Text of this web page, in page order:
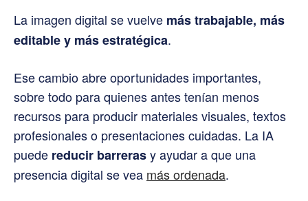
La imagen digital se vuelve más trabajable, más
editable y más estratégica.
Ese cambio abre oportunidades importantes,
sobre todo para quienes antes tenían menos
recursos para producir materiales visuales, textos
profesionales o presentaciones cuidadas. La IA
puede reducir barrerasy ayudar a que una
presencia digital se vea más ordenada.